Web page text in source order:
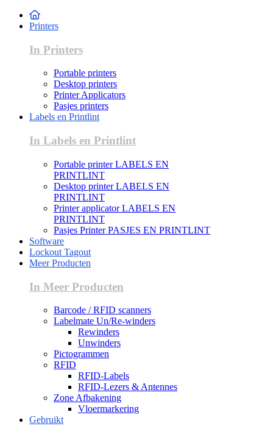
Printers
In Printers
Portable printers
Desktop printers
Printer Applicators
Pasjes printers
Labels en Printlint
In Labels en Printlint
Portable printer LABELS EN
PRINTLINT
Desktop printer LABELS EN
PRINTLINT
Printer applicator LABELS EN
PRINTLINT
Pasjes Printer PASJES EN PRINTLINT
Software
Lockout Tagout
Meer Producten
In Meer Producten
Barcode / RFID scanners
Labelmate Un/Re-winders
Rewinders
Unwinders
Pictogrammen
RFID
RFID-Labels
RFID-Lezers & Antennes
Zone Afbakening
Vloermarkering
Gebruikt